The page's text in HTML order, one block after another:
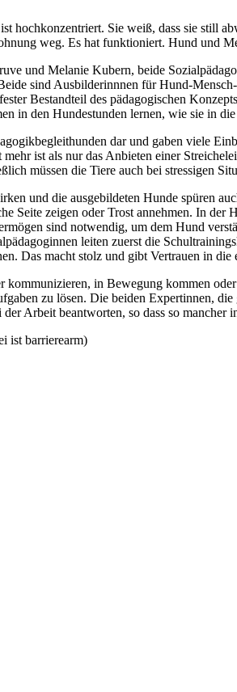
hochkonzentriert. Sie weiß, dass sie still
weg. Es hat funktioniert. Hund und
und Melanie Kubern, beide
sind Ausbilderinnnen für Hund-
Bestandteil des pädagogischen
in den Hundestunden lernen, wie sie in
dar und gaben viele
ist als nur das Anbieten einer
müssen die Tiere auch bei stressigen
und die ausgebildeten Hunde spüren
Seite zeigen oder Trost annehmen. In
sind notwendig, um dem Hund
leiten zuerst die
Das macht stolz und gibt Vertrauen in
in Bewegung kommen
zu lösen. Die beiden Expertinnen,
Arbeit beantworten, so dass so mancher
ist barrierearm)